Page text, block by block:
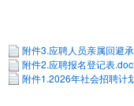
附件3.应聘人员亲属回避
附件2.应聘报名登记表
附件1.2026年社会招聘计